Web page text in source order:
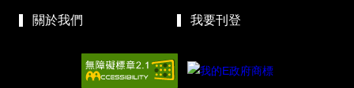
關於我們 我要刊登